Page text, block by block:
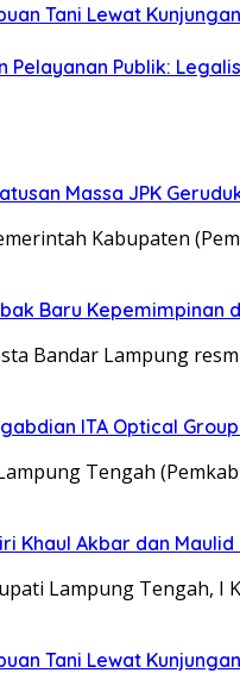
Tani Lewat
Publik:
Massa JPK
Kabupaten
Baru Kepemimpinan
Bandar Lampung
ITA Optical
Tengah
Khaul Akbar dan
Lampung Tengah, I
Tani Lewat